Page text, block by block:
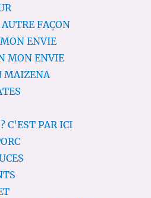
FAÇON
ENVIE
MON ENVIE
MAIZENA
C'EST PAR ICI